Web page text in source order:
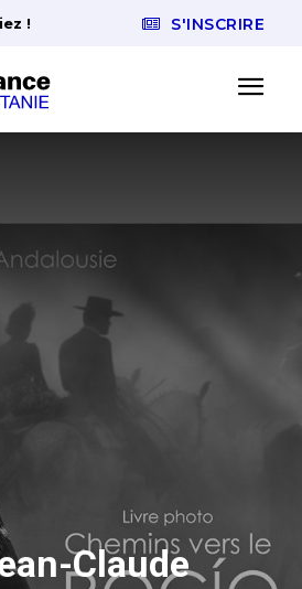
! S'INSCRIRE
Claude